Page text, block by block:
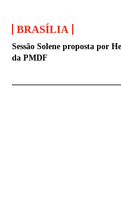
BRASÍLIA
Sessão Solene proposta por
da PMDF